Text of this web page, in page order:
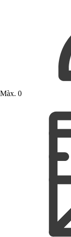
Màx. 0